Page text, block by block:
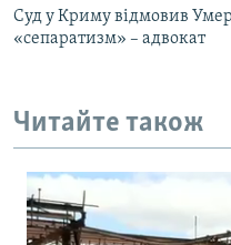
Суд у Криму відмовив
«сепаратизм» – адвокат
Читайте також